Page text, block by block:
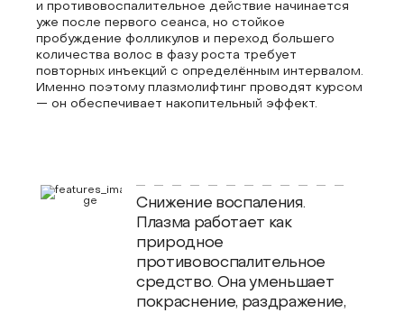
и противовоспалительное действие начинается
уже после первого сеанса, но стойкое
пробуждение фолликулов и переход большего
количества волос в фазу роста требует
повторных инъекций с определённым интервалом.
Именно поэтому плазмолифтинг проводят курсом
— он обеспечивает накопительный эффект.
Снижение воспаления.
Плазма работает как
природное
противовоспалительное
средство. Она уменьшает
покраснение, раздражение,